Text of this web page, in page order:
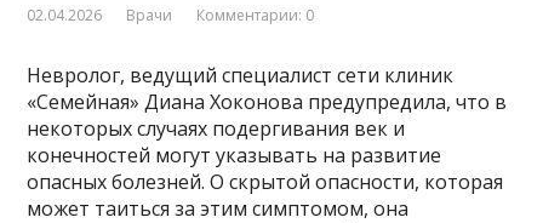
02.04.2026 Врачи Комментарии: 0
Невролог, ведущий специалист сети клиник
«Семейная» Диана Хоконова предупредила, что в
некоторых случаях подергивания век и
конечностей могут указывать на развитие
опасных болезней. О скрытой опасности, которая
может таиться за этим симптомом, она